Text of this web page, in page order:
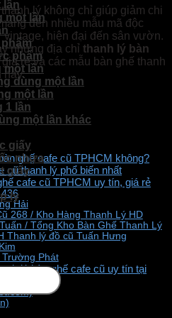
lần
một lần
phẩm
một lần
dùng một lần
một lần
1 lần
một lần khác
giấy
nhựa
giấy
ly
lý không chỉ giúp giảm chi
đến nhiều mẫu mã độc
vintage, hiện đại đến sân vườn.
những địa chỉ thanh lý bàn
rẻ và các mẫu bàn ghế thanh
nay.
ghế cafe cũ TPHCM không?
cũ thanh lý phổ biến nhất
cafe cũ TPHCM uy tín, giá rẻ
Hải
268 / Kho Hàng Thanh Lý HD
/ Tổng Kho Bàn Ghế Thanh Lý
Thanh lý đồ cũ Tuấn Hưng
Trường Phát
lý bàn ghế cafe cũ uy tín tại